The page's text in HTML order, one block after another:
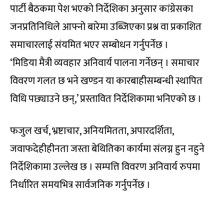
पार्टी बैठकमा पेश भएको निर्देशिका अनुसार कांग्रेसका
जनप्रतिनिधिले आफ्नो बारेमा उब्जिएका प्रश्न वा प्रकाशित
समाचारलाई संयमित भएर सम्बोधन गर्नुपर्नेछ ।
‘मिडिया मैत्री व्यवहार अनिवार्य पालना गर्नेछन् । समाचार
विवरण गलत छ भने खण्डन या कारबाहीसम्बन्धी स्थापित
विधि पछ्याउने छन्,’ प्रस्तावित निर्देशिकामा भनिएको छ ।
फजुल खर्च, भ्रष्टाचार, अनियमितता, अपारदर्शिता,
जवाफदेहीहीनता जस्ता बेथितिका कार्यमा संलग्न हुन नहुने
निर्देशिकामा उल्लेख छ । सम्पत्ति विवरण अनिवार्य रुपमा
निर्धारित समयभित्र सार्वजनिक गर्नुपर्नेछ ।